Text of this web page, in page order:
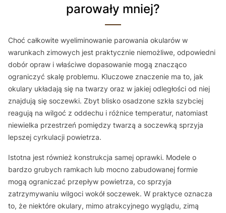
parowały mniej?
Choć całkowite wyeliminowanie parowania okularów w
warunkach zimowych jest praktycznie niemożliwe, odpowiedni
dobór opraw i właściwe dopasowanie mogą znacząco
ograniczyć skalę problemu. Kluczowe znaczenie ma to, jak
okulary układają się na twarzy oraz w jakiej odległości od niej
znajdują się soczewki. Zbyt blisko osadzone szkła szybciej
reagują na wilgoć z oddechu i różnice temperatur, natomiast
niewielka przestrzeń pomiędzy twarzą a soczewką sprzyja
lepszej cyrkulacji powietrza.
Istotna jest również konstrukcja samej oprawki. Modele o
bardzo grubych ramkach lub mocno zabudowanej formie
mogą ograniczać przepływ powietrza, co sprzyja
zatrzymywaniu wilgoci wokół soczewek. W praktyce oznacza
to, że niektóre okulary, mimo atrakcyjnego wyglądu, zimą